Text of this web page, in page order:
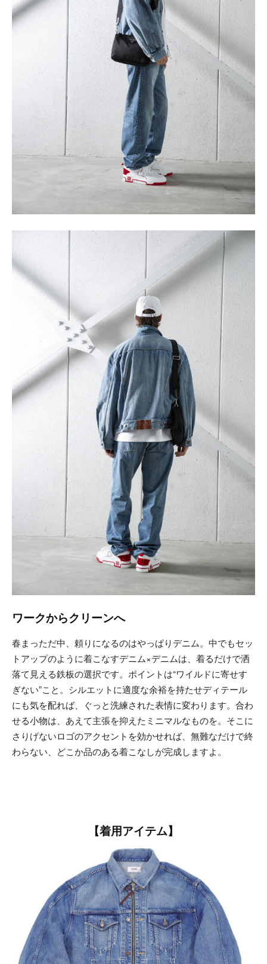
ワークからクリーンへ
春まっただ中、頼りになるのはやっぱりデニム。中でもセッ
トアップのように着こなすデニム×デニムは、着るだけで洒
落て見える鉄板の選択です。ポイントは“ワイルドに寄せす
ぎない”こと。シルエットに適度な余裕を持たせディテール
にも気を配れば、ぐっと洗練された表情に変わります。合わ
せる小物は、あえて主張を抑えたミニマルなものを。そこに
さりげないロゴのアクセントを効かせれば、無難なだけで終
わらない、どこか品のある着こなしが完成しますよ。
【着用アイテム】